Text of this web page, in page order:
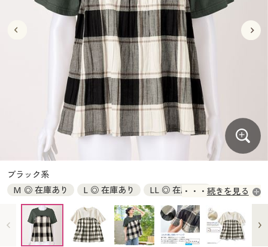
寝具・ベッド
カーテン・ラグ・ファブリック
美容・健康・サプリメント
制服・スクールすべて
ジュニア・ティーンズ下着
大きいサイズ
大きいサイズ通販すべて
大きいサイズ レディース服
大きいサイズ レディース下着
大きいサイズ メンズ
大きいサイズ 事務・制服
バーゲンセール
シークレットセール
商品カテゴリ一覧
カタログ
カタログ・チラシからのご注文
デジタルカタログ
カタログ無料プレゼント
カーテン・ラグ・ファブリック
制服・学生服
ジュニア・ティーンズ下着
大きいサイズ通販すべて
大きいサイズ レディース服
大きいサイズ レディース下着
大きいサイズ メンズ
大きいサイズ 事務・制服
バーゲン
バーゲンセール
シークレットセール
商品カテゴリ一覧
カタログ・チラシからのご注文
カタログ無料プレゼント
会員メニュー
ブラック系
M ◎ 在庫あり
L ◎ 在庫あり
LL ◎ 在庫あり
3L ◎ 在庫あり
続きを見る